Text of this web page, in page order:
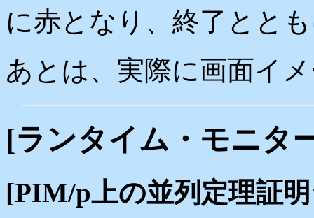
に赤となり、終了とと
あとは、実際に画面イ
[ランタイム・モニタ
[PIM/p上の並列定理証